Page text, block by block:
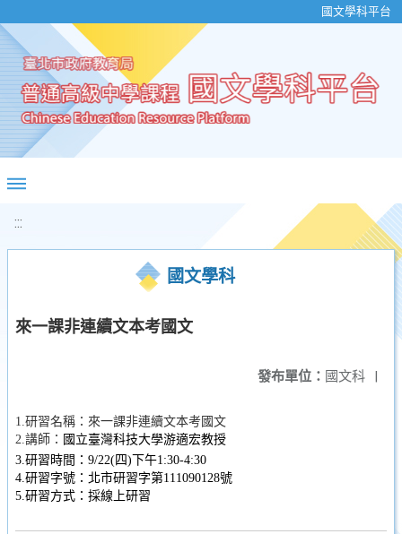
國文學科平台
:::
國文學科
來一課非連續文本考國文
發布單位： 國文科 |
1.研習名稱：來一課非連續文本考國文
2.講師： 國立臺灣科技大學游適宏教授
3.研習時間：9/22(四)下午1:30-4:30
4.研習字號：北市研習字第111090128號
5.研習方式：採線上研習